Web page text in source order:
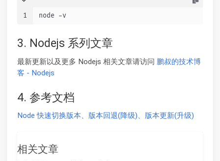
1 node -v
3. Nodejs 系列文章
最新更新以及更多 Nodejs 相关文章请访问 鹏叔的技术博
客 - Nodejs
4. 参考文档
Node 快速切换版本、版本回退(降级)、版本更新(升级)
相关文章